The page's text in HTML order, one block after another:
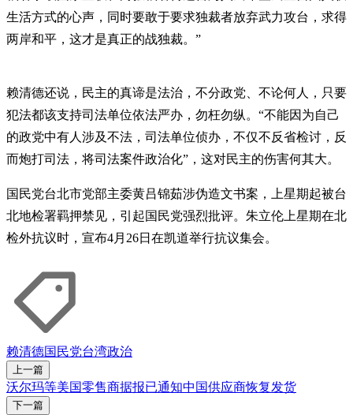
生活方式的心声，同时要敢于要求独裁者放弃武力攻台，求得
两岸和平，这才是真正的战独裁。”
赖清德还说，民主的真谛是法治，不分政党、不论何人，只要
犯法都该支持司法单位依法严办，勿枉勿纵。“不能因为自己
的政党中有人涉及不法，司法单位侦办，不仅不反省检讨，反
而炮打司法，将司法案件政治化”，这对民主的伤害何其大。
国民党台北市党部主委黄吕锦茹涉伪造文书案，上星期起被台
北地检署羁押禁见，引起国民党强烈批评。朱立伦上星期在北
检外抗议时，宣布4月26日在凯道举行抗议集会。
赖清德国民党台湾政治
上一篇
沃尔玛等美国零售商据报已通知中国供应商恢复发货
下一篇